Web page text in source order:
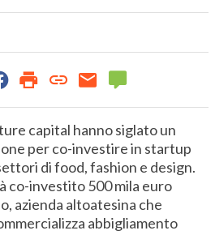
capital hanno siglato un
per co-investire in startup
di food, fashion e design.
co-investito 500 mila euro
azienda altoatesina che
abbigliamento